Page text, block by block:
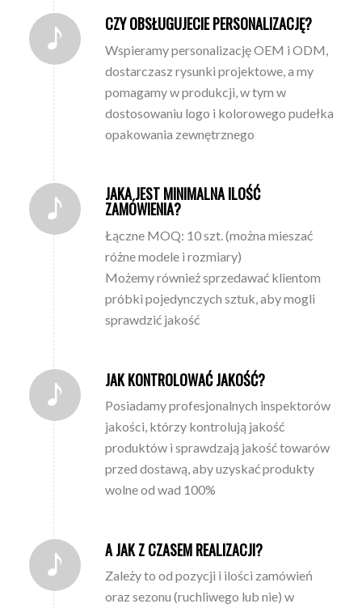
CZY OBSŁUGUJECIE PERSONALIZACJĘ?
Wspieramy personalizację OEM i ODM,
dostarczasz rysunki projektowe, a my
pomagamy w produkcji, w tym w
dostosowaniu logo i kolorowego pudełka
opakowania zewnętrznego
JAKA JEST MINIMALNA ILOŚĆ
ZAMÓWIENIA?
Łączne MOQ: 10 szt. (można mieszać
różne modele i rozmiary)
Możemy również sprzedawać klientom
próbki pojedynczych sztuk, aby mogli
sprawdzić jakość
JAK KONTROLOWAĆ JAKOŚĆ?
Posiadamy profesjonalnych inspektorów
jakości, którzy kontrolują jakość
produktów i sprawdzają jakość towarów
przed dostawą, aby uzyskać produkty
wolne od wad 100%
A JAK Z CZASEM REALIZACJI?
Zależy to od pozycji i ilości zamówień
oraz sezonu (ruchliwego lub nie) w